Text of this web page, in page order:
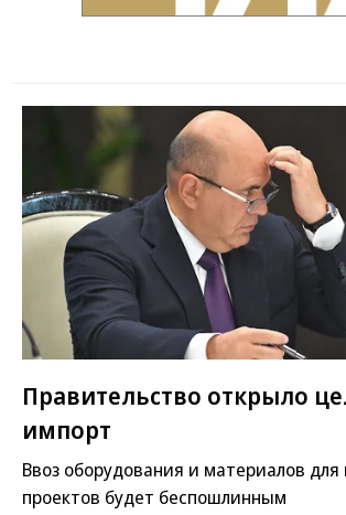
Правительство открыло
импорт
Ввоз оборудования и материалов для
проектов будет беспошлинным